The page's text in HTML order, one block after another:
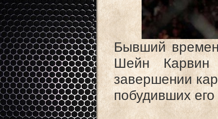
Бывший
Шейн Карвин
завершении
побудивших его